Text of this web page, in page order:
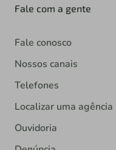
Fale com a gente
Fale conosco
Nossos canais
Telefones
Localizar uma agência
Ouvidoria